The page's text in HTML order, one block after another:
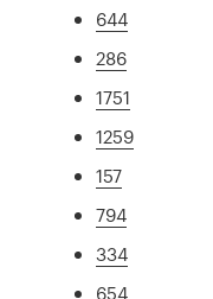
644
286
1751
1259
157
794
334
654